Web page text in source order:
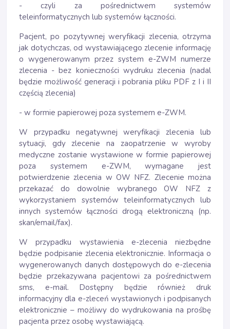
- czyli za pośrednictwem systemów
teleinformatycznych lub systemów łączności.
Pacjent, po pozytywnej weryfikacji zlecenia, otrzyma
jak dotychczas, od wystawiającego zlecenie informację
o wygenerowanym przez system e-ZWM numerze
zlecenia - bez konieczności wydruku zlecenia (nadal
będzie możliwość generacji i pobrania pliku PDF z I i II
częścią zlecenia)
- w formie papierowej poza systemem e-ZWM.
W przypadku negatywnej weryfikacji zlecenia lub
sytuacji, gdy zlecenie na zaopatrzenie w wyroby
medyczne zostanie wystawione w formie papierowej
poza systemem e-ZWM, wymagane jest
potwierdzenie zlecenia w OW NFZ. Zlecenie można
przekazać do dowolnie wybranego OW NFZ z
wykorzystaniem systemów teleinformatycznych lub
innych systemów łączności drogą elektroniczną (np.
skan/email/fax).
W przypadku wystawienia e-zlecenia niezbędne
będzie podpisanie zlecenia elektronicznie. Informacja o
wygenerowanych danych dostępowych do e-zlecenia
będzie przekazywana pacjentowi za pośrednictwem
sms, e-mail. Dostępny będzie również druk
informacyjny dla e-zleceń wystawionych i podpisanych
elektronicznie – możliwy do wydrukowania na prośbę
pacjenta przez osobę wystawiającą.